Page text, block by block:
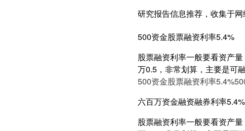
研究报告信息推荐，收集于
500资金股票融资利率5.4%
股票融资利率一般要看资产
万0.5，非常划算，主要是可
500资金股票融资利率5.4%
六百万资金融资融券利率5.4%
股票融资利率一般要看资产